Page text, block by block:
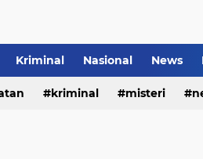
Kriminal Nasional News
kriminal misteri